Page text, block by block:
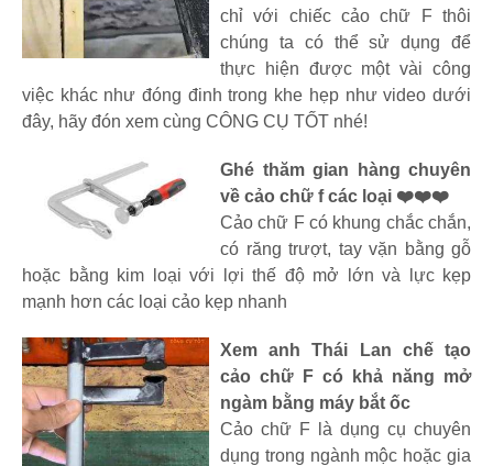
chỉ với chiếc cảo chữ F thôi
chúng ta có thể sử dụng để
thực hiện được một vài công
việc khác như đóng đinh trong khe hẹp như video dưới
đây, hãy đón xem cùng CÔNG CỤ TỐT nhé!
Ghé thăm gian hàng chuyên
về cảo chữ f các loại ❤️❤️❤️
Cảo chữ F có khung chắc chắn,
có răng trượt, tay vặn bằng gỗ
hoặc bằng kim loại với lợi thế độ mở lớn và lực kẹp
mạnh hơn các loại cảo kẹp nhanh
Xem anh Thái Lan chế tạo
cảo chữ F có khả năng mở
ngàm bằng máy bắt ốc
Cảo chữ F là dụng cụ chuyên
dụng trong ngành mộc hoặc gia